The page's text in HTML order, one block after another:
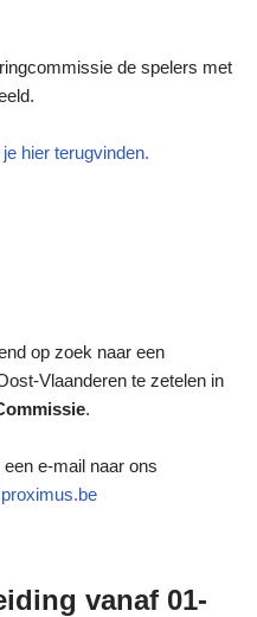
de spelers met
hier terugvinden.
op zoek naar een
Vlaanderen te zetelen in
.
e-mail naar ons
vanaf 01-